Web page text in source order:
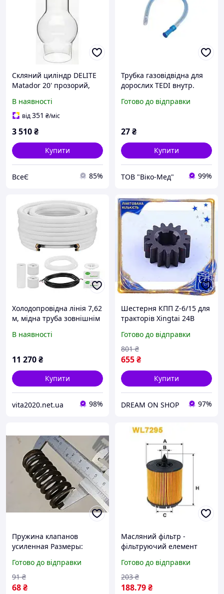
Скляний циліндр DELITE
Matador 20' прозорий,
64,2 мм, верх 48,1 мм,
внутрішній діаметр знизу
В наявності
від351 ₴/міс
3 510₴
Купити
ВсеЄ 85%
Трубка газовідвідна для
дорослих TEDI внутр.
діаметр 8,0 мм
Готово до відправки
27₴
Купити
ТОВ "Віко-Мед" 99%
Холодопровідна лінія 7,62
м, мідна труба зовнішнім
змійовик з
ізоляцією та Vevor 511377
В наявності
11 270₴
Купити
vita2020.net.ua 98%
Шестерня КПП Z-6/15 для
тракторів Xingtai 24B
зовнішнім діаметром 62
мм DM-11
Готово до відправки
655₴
801 ₴
Купити
DREAM ON SHOP 97%
Пружина клапанов
усиленная Размеры:
наружный - 29мм,
внутренний диаметр -
20мм
Готово до відправки
68₴
91 ₴
Масляний фільтр -
фільтруючий елемент
діаметр: 62/68 мм) ALFA
ROMEO 159, BRERA,
SPIDER, CADILLAC BLS,
Готово до відправки
188.79₴
203 ₴